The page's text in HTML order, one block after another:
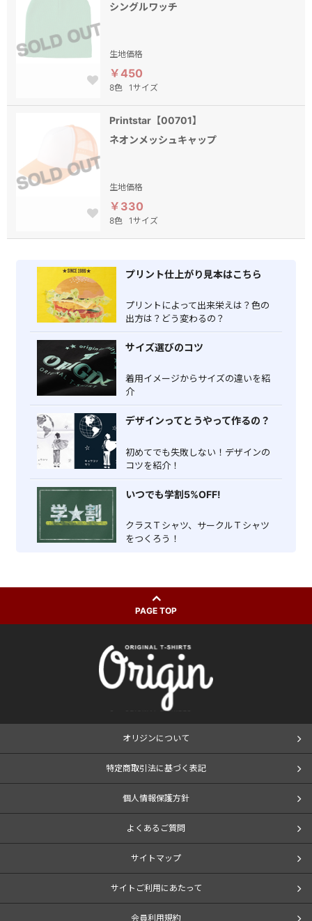
シングルワッチ
生地価格
￥450
8色 1サイズ
Printstar【00701】
ネオンメッシュキャップ
生地価格
￥330
8色 1サイズ
プリント仕上がり見本はこちら
プリントによって出来栄えは？色の
出方は？どう変わるの？
サイズ選びのコツ
着用イメージからサイズの違いを紹
介
デザインってとうやって作るの？
初めてでも失敗しない！デザインの
コツを紹介！
いつでも学割5%OFF!
クラスＴシャツ、サークルＴシャツ
をつくろう！
PAGE TOP
オリジンについて
特定商取引法に基づく表記
個人情報保護方針
よくあるご質問
サイトマップ
サイトご利用にあたって
会員利用規約